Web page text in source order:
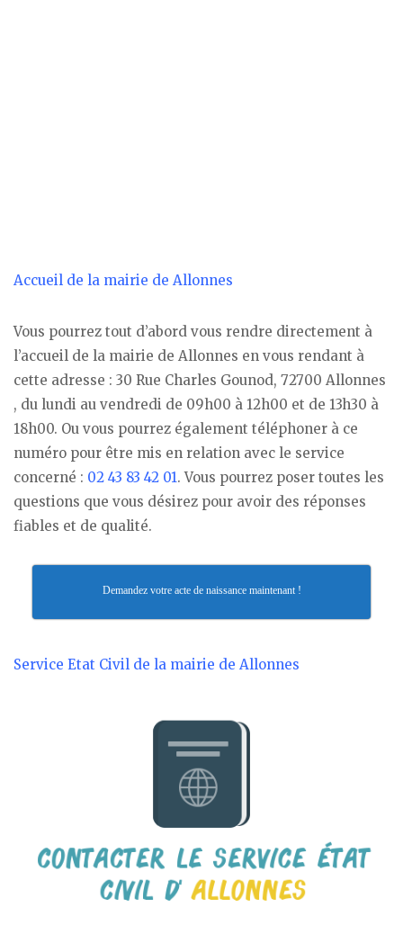
Accueil de la mairie de Allonnes
Vous pourrez tout d’abord vous rendre directement à
l’accueil de la mairie de Allonnes en vous rendant à
cette adresse : 30 Rue Charles Gounod, 72700 Allonnes
, du lundi au vendredi de 09h00 à 12h00 et de 13h30 à
18h00. Ou vous pourrez également téléphoner à ce
numéro pour être mis en relation avec le service
concerné : 02 43 83 42 01. Vous pourrez poser toutes les
questions que vous désirez pour avoir des réponses
fiables et de qualité.
Demandez votre acte de naissance maintenant !
Service Etat Civil de la mairie de Allonnes